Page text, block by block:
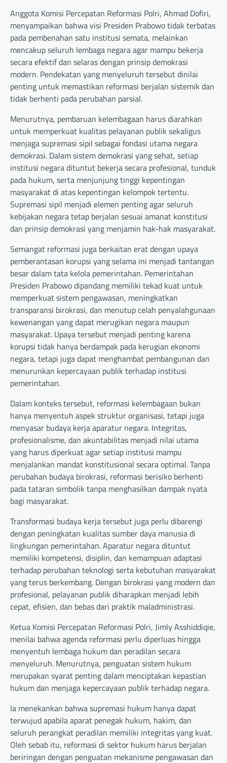
Anggota Komisi Percepatan Reformasi Polri, Ahmad Dofiri,
menyampaikan bahwa visi Presiden Prabowo tidak terbatas
pada pembenahan satu institusi semata, melainkan
mencakup seluruh lembaga negara agar mampu bekerja
secara efektif dan selaras dengan prinsip demokrasi
modern. Pendekatan yang menyeluruh tersebut dinilai
penting untuk memastikan reformasi berjalan sistemik dan
tidak berhenti pada perubahan parsial.
Menurutnya, pembaruan kelembagaan harus diarahkan
untuk memperkuat kualitas pelayanan publik sekaligus
menjaga supremasi sipil sebagai fondasi utama negara
demokrasi. Dalam sistem demokrasi yang sehat, setiap
institusi negara dituntut bekerja secara profesional, tunduk
pada hukum, serta menjunjung tinggi kepentingan
masyarakat di atas kepentingan kelompok tertentu.
Supremasi sipil menjadi elemen penting agar seluruh
kebijakan negara tetap berjalan sesuai amanat konstitusi
dan prinsip demokrasi yang menjamin hak-hak masyarakat.
Semangat reformasi juga berkaitan erat dengan upaya
pemberantasan korupsi yang selama ini menjadi tantangan
besar dalam tata kelola pemerintahan. Pemerintahan
Presiden Prabowo dipandang memiliki tekad kuat untuk
memperkuat sistem pengawasan, meningkatkan
transparansi birokrasi, dan menutup celah penyalahgunaan
kewenangan yang dapat merugikan negara maupun
masyarakat. Upaya tersebut menjadi penting karena
korupsi tidak hanya berdampak pada kerugian ekonomi
negara, tetapi juga dapat menghambat pembangunan dan
menurunkan kepercayaan publik terhadap institusi
pemerintahan.
Dalam konteks tersebut, reformasi kelembagaan bukan
hanya menyentuh aspek struktur organisasi, tetapi juga
menyasar budaya kerja aparatur negara. Integritas,
profesionalisme, dan akuntabilitas menjadi nilai utama
yang harus diperkuat agar setiap institusi mampu
menjalankan mandat konstitusional secara optimal. Tanpa
perubahan budaya birokrasi, reformasi berisiko berhenti
pada tataran simbolik tanpa menghasilkan dampak nyata
bagi masyarakat.
Transformasi budaya kerja tersebut juga perlu dibarengi
dengan peningkatan kualitas sumber daya manusia di
lingkungan pemerintahan. Aparatur negara dituntut
memiliki kompetensi, disiplin, dan kemampuan adaptasi
terhadap perubahan teknologi serta kebutuhan masyarakat
yang terus berkembang. Dengan birokrasi yang modern dan
profesional, pelayanan publik diharapkan menjadi lebih
cepat, efisien, dan bebas dari praktik maladministrasi.
Ketua Komisi Percepatan Reformasi Polri, Jimly Asshiddiqie,
menilai bahwa agenda reformasi perlu diperluas hingga
menyentuh lembaga hukum dan peradilan secara
menyeluruh. Menurutnya, penguatan sistem hukum
merupakan syarat penting dalam menciptakan kepastian
hukum dan menjaga kepercayaan publik terhadap negara.
Ia menekankan bahwa supremasi hukum hanya dapat
terwujud apabila aparat penegak hukum, hakim, dan
seluruh perangkat peradilan memiliki integritas yang kuat.
Oleh sebab itu, reformasi di sektor hukum harus berjalan
beriringan dengan penguatan mekanisme pengawasan dan